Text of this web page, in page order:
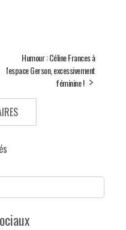
Humour : Céline Frances à
l'espace Gerson, excessivement
féminine !